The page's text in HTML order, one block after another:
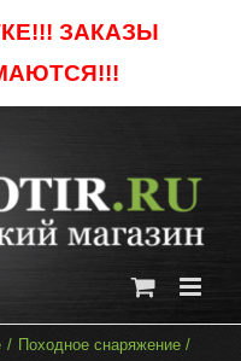
ЗАКАЗЫ
Походное снаряжение